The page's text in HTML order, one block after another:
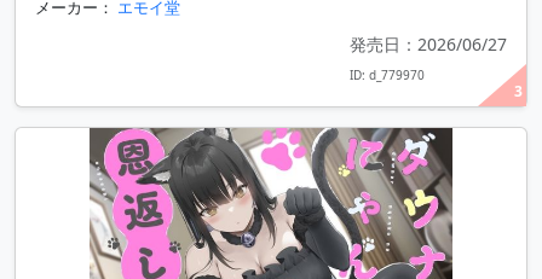
3
メーカー： エモイ堂
発売日：2026/06/27
ID: d_779970